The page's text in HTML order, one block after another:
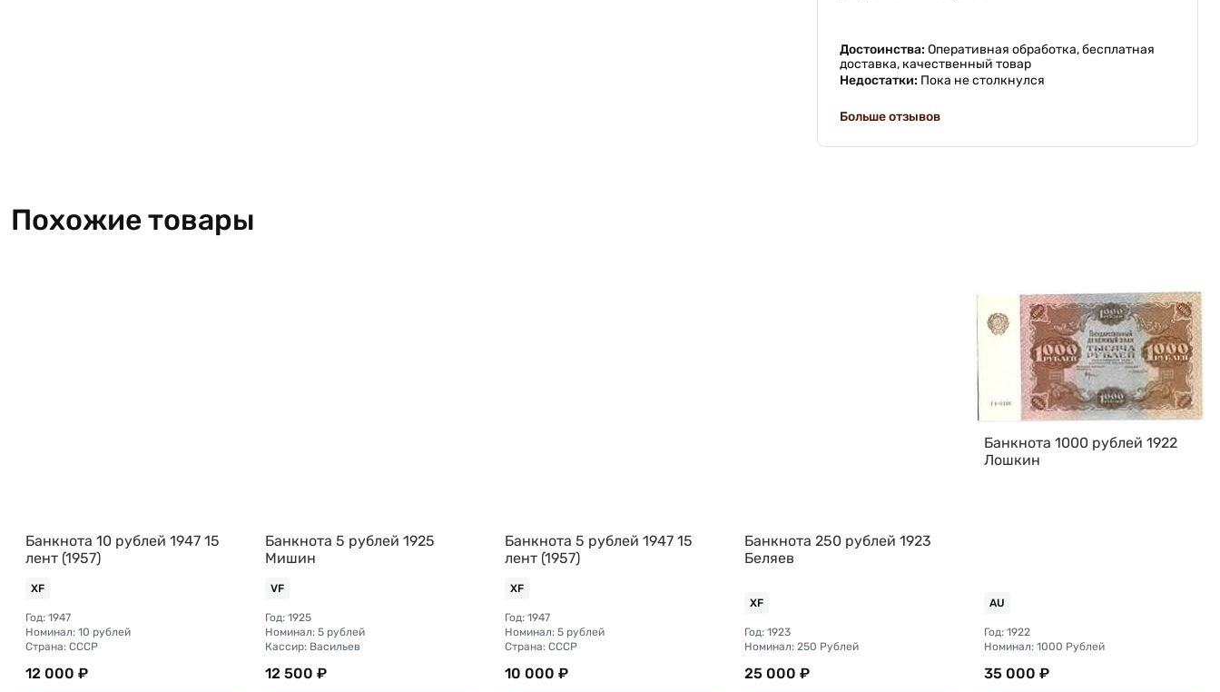
Достоинства: Оперативная обработка, бесплатная
доставка, качественный товар
Недостатки: Пока не столкнулся
Больше отзывов
Похожие товары
Банкнота 10 рублей 1947 15
лент (1957)
XF
Год: 1947
Номинал: 10 рублей
Страна: СССР
12 000 ₽
Банкнота 5 рублей 1925
Мишин
VF
Год: 1925
Номинал: 5 рублей
Кассир: Васильев
12 500 ₽
Банкнота 5 рублей 1947 15
лент (1957)
XF
Год: 1947
Номинал: 5 рублей
Страна: СССР
10 000 ₽
Банкнота 250 рублей 1923
Беляев
XF
Год: 1923
Номинал: 250 Рублей
25 000 ₽
Банкнота 1000 рублей 1922
Лошкин
AU
Год: 1922
Номинал: 1000 Рублей
35 000 ₽